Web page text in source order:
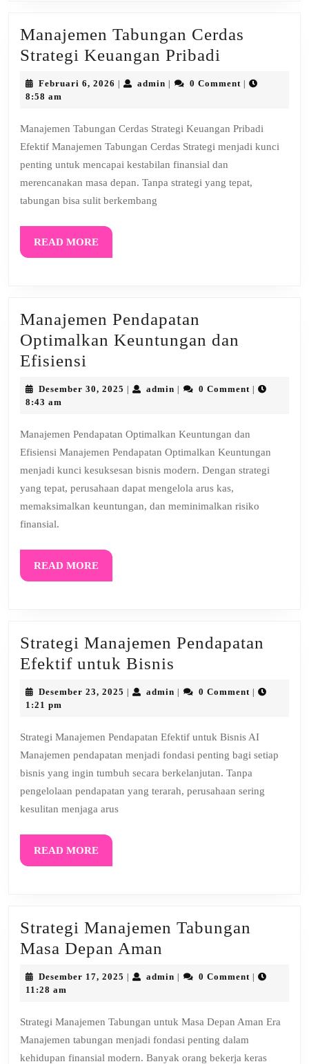
Manajemen Tabungan Cerdas
Strategi Keuangan Pribadi
Tabungan
Keuangan
Pribadi
Februari 6, 2026 Februari
admin admin0 Comment
8:58 am
Manajemen Tabungan Cerdas Strategi Keuangan Pribadi
Efektif Manajemen Tabungan Cerdas Strategi menjadi kunci
penting untuk mencapai kestabilan finansial dan
merencanakan masa depan. Tanpa strategi yang tepat,
tabungan bisa sulit berkembang
READ MOREREAD
MORE
Manajemen Pendapatan
Optimalkan Keuntungan dan
Efisiensi
Pendapatan
dan
Efisiensi
Desember 30, 2025 Desember
admin admin0 Comment
8:43 am
Manajemen Pendapatan Optimalkan Keuntungan dan
Efisiensi Manajemen Pendapatan Optimalkan Keuntungan
menjadi kunci kesuksesan bisnis modern. Dengan strategi
yang tepat, perusahaan dapat mengelola arus kas,
memaksimalkan keuntungan, dan meminimalkan risiko
finansial.
READ MOREREAD
MORE
Strategi Manajemen Pendapatan
Efektif untuk Bisnis
Manajemen
untuk
Bisnis
Desember 23, 2025 Desember
admin admin0 Comment
1:21 pm
Strategi Manajemen Pendapatan Efektif untuk Bisnis AI
Manajemen pendapatan menjadi fondasi penting bagi setiap
bisnis yang ingin tumbuh secara berkelanjutan. Tanpa
pengelolaan pendapatan yang terarah, perusahaan sering
kesulitan menjaga arus
READ MOREREAD
MORE
Strategi Manajemen Tabungan
Masa Depan Aman
Manajemen
Depan
Aman
Desember 17, 2025 Desember
admin admin0 Comment
11:28 am
Strategi Manajemen Tabungan untuk Masa Depan Aman Era
Manajemen tabungan menjadi fondasi penting dalam
kehidupan finansial modern. Banyak orang bekerja keras